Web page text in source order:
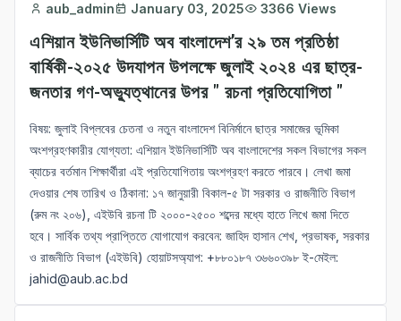
aub_admin January 03, 2025 3366 Views
এশিয়ান ইউনিভার্সিটি অব বাংলাদেশ’র ২৯ তম প্রতিষ্ঠা
বার্ষিকী-২০২৫ উদযাপন উপলক্ষে জুলাই ২০২৪ এর ছাত্র-
জনতার গণ-অভ্যুত্থানের উপর " রচনা প্রতিযোগিতা "
বিষয়: জুলাই বিপ্লবের চেতনা ও নতুন বাংলাদেশ বিনির্মানে ছাত্র সমাজের ভূমিকা
অংশগ্রহণকারীর যোগ্যতা: এশিয়ান ইউনিভার্সিটি অব বাংলাদেশের সকল বিভাগের সকল
ব্যাচের বর্তমান শিক্ষার্থীরা এই প্রতিযোগিতায় অংশগ্রহণ করতে পারবে। লেখা জমা
দেওয়ার শেষ তারিখ ও ঠিকানা: ১৭ জানুয়ারী বিকাল-৫ টা সরকার ও রাজনীতি বিভাগ
(রুম নং ২০৬), এইউবি রচনা টি ২০০০-২৫০০ শব্দের মধ্যে হাতে লিখে জমা দিতে
হবে। সার্বিক তথ্য প্রাপ্তিতে যোগাযোগ করবেন: জাহিদ হাসান শেখ, প্রভাষক, সরকার
ও রাজনীতি বিভাগ (এইউবি) হোয়াটসঅ্যাপ: +৮৮০১৮৭ ৩৬৬০৩৯৮ ই-মেইল:
jahid@aub.ac.bd